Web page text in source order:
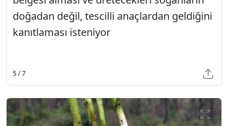
doğadan değil, tescilli anaçlardan geldiğini
kanıtlaması isteniyor
5 / 7